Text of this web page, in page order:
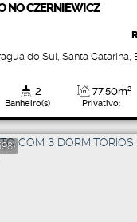
NO CZERNIEWICZ
do Sul, Santa Catarina,
2
Banheiro(s) Privativo:
77.50m²
107.30m²